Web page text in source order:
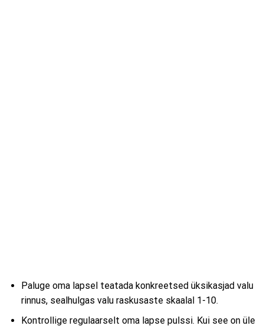
Paluge oma lapsel teatada konkreetsed üksikasjad valu
rinnus, sealhulgas valu raskusaste skaalal 1-10.
Kontrollige regulaarselt oma lapse pulssi. Kui see on üle